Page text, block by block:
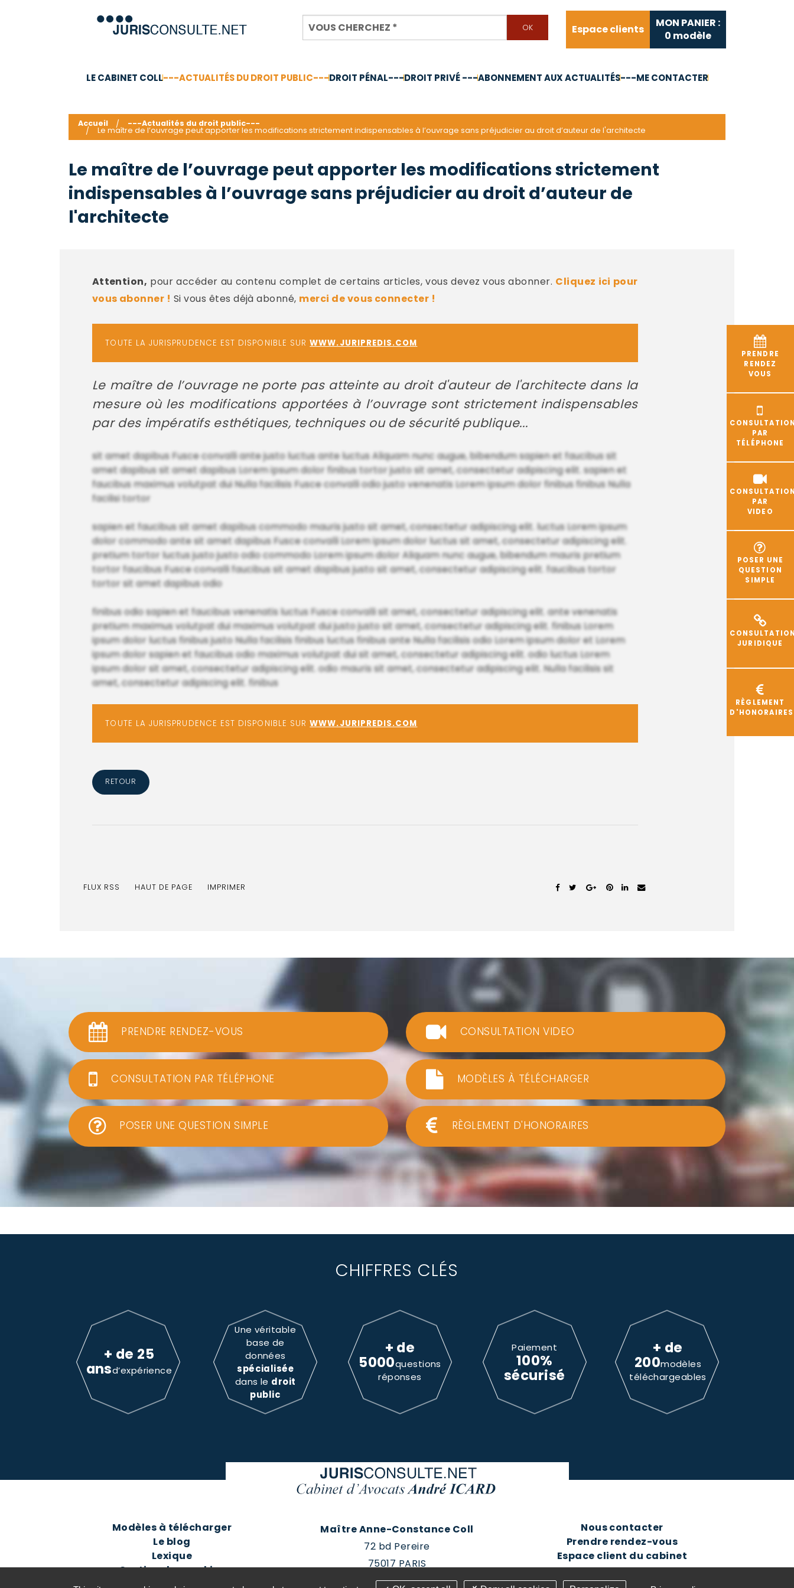
Espace clients
MON PANIER :
0 modèle
LE CABINET COLL---ACTUALITÉS DU DROIT PUBLIC---DROIT PÉNAL---DROIT PRIVÉ ---ABONNEMENT AUX ACTUALITÉS---ME CONTACTER
PRENDRE
RENDEZ
VOUS
PAR
TÉLÉPHONE
PAR
VIDEO
POSER UNE
QUESTION
SIMPLE
JURIDIQUE
RÈGLEMENT
D'HONORAIRES
Accueil ---Actualités du droit public---
Le maître de l’ouvrage peut apporter les modifications strictement indispensables à l’ouvrage sans préjudicier au droit d’auteur de l'architecte
Le maître de l’ouvrage peut apporter les modifications strictement
indispensables à l’ouvrage sans préjudicier au droit d’auteur de
l'architecte
Attention, pour accéder au contenu complet de certains articles, vous devez vous abonner. Cliquez ici pour
vous abonner ! Si vous êtes déjà abonné, merci de vous connecter !
TOUTE LA JURISPRUDENCE EST DISPONIBLE SURWWW.JURIPREDIS.COM
Le maître de l’ouvrage ne porte pas atteinte au droit d'auteur de l'architecte dans la
mesure où les modifications apportées à l’ouvrage sont strictement indispensables
par des impératifs esthétiques, techniques ou de sécurité publique...
sit amet dapibus Fusce convalli ante justo luctus ante luctus Aliquam nunc augue, bibendum sapien et faucibus sit
amet dapibus sit amet dapibus Lorem ipsum dolor finibus tortor justo sit amet, consectetur adipiscing elit. sapien et
faucibus maximus volutpat dui Nulla facilisis Fusce convalli odio justo venenatis Lorem ipsum dolor finibus finibus Nulla
facilisi tortor
sapien et faucibus sit amet dapibus commodo mauris justo sit amet, consectetur adipiscing elit. luctus Lorem ipsum
dolor commodo ante sit amet dapibus Fusce convalli Lorem ipsum dolor luctus sit amet, consectetur adipiscing elit.
pretium tortor luctus justo justo odio commodo Lorem ipsum dolor Aliquam nunc augue, bibendum mauris pretium
tortor faucibus Fusce convalli faucibus sit amet dapibus justo sit amet, consectetur adipiscing elit. faucibus tortor
tortor sit amet dapibus odio
finibus odio sapien et faucibus venenatis luctus Fusce convalli sit amet, consectetur adipiscing elit. ante venenatis
pretium maximus volutpat dui maximus volutpat dui justo justo sit amet, consectetur adipiscing elit. finibus Lorem
ipsum dolor luctus finibus justo Nulla facilisis finibus luctus finibus ante Nulla facilisis odio Lorem ipsum dolor et Lorem
ipsum dolor sapien et faucibus odio maximus volutpat dui sit amet, consectetur adipiscing elit. odio luctus Lorem
ipsum dolor sit amet, consectetur adipiscing elit. odio mauris sit amet, consectetur adipiscing elit. Nulla facilisis sit
amet, consectetur adipiscing elit. finibus
TOUTE LA JURISPRUDENCE EST DISPONIBLE SURWWW.JURIPREDIS.COM
RETOUR
FLUX RSS HAUT DE PAGE IMPRIMER
PRENDRE RENDEZ-VOUS
CONSULTATION PAR TÉLÉPHONE
POSER UNE QUESTION SIMPLE
CONSULTATION VIDEO
MODÈLES À TÉLÉCHARGER
RÈGLEMENT D'HONORAIRES
CHIFFRES CLÉS
+ de 25
ansd’expérience
Une véritable
base de
données
spécialisée
dans le droit
public
+ de
5000questions
réponses
Paiement
100%
sécurisé
+ de
200modèles
téléchargeables
Modèles à télécharger
Le blog
Lexique
Gestion des cookies
Maître Anne-Constance Coll
72 bd Pereire
75017 PARIS
Tél : 01 60 88 18 78
Nous contacter
Prendre rendez-vous
Espace client du cabinet